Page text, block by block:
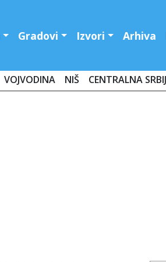
Gradovi Izvori Arhiva
VOJVODINA NIŠ CENTRALNA